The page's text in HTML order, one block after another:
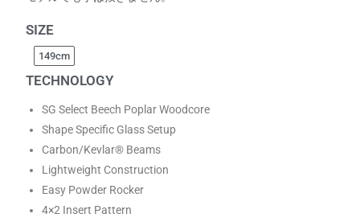
SIZE
149cm
TECHNOLOGY
SG Select Beech Poplar Woodcore
Shape Specific Glass Setup
Carbon/Kevlar® Beams
Lightweight Construction
Easy Powder Rocker
4×2 Insert Pattern